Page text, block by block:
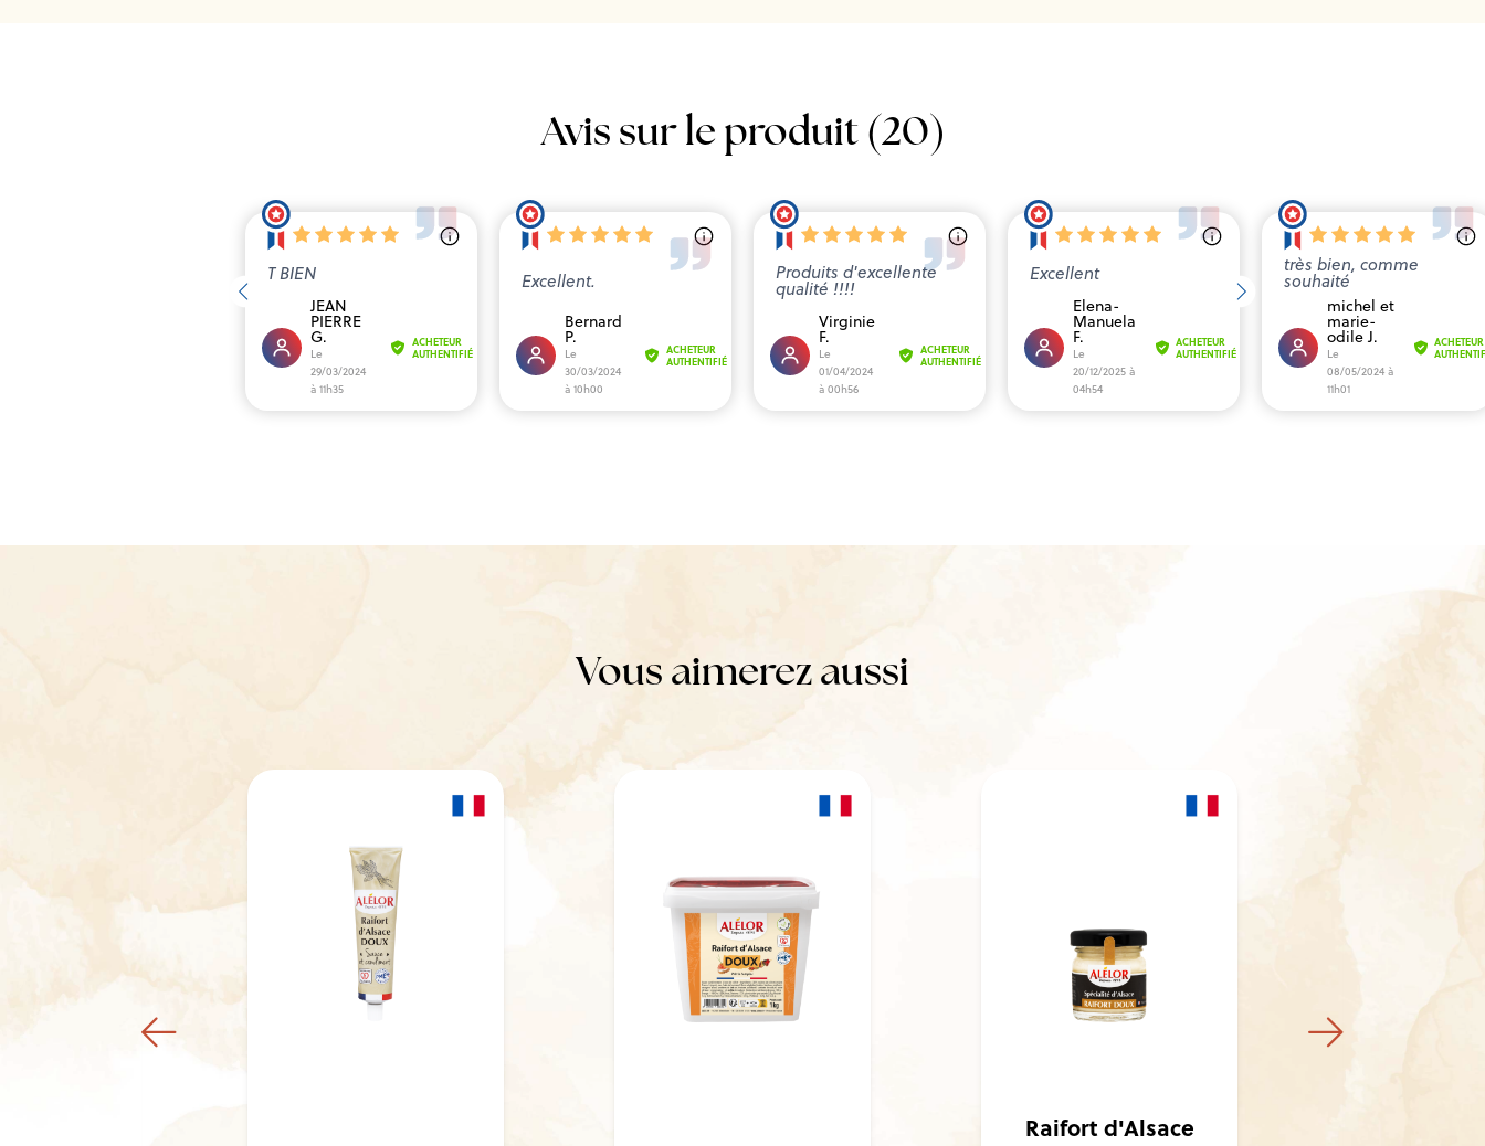
Avis sur le produit (20)
T BIEN
JEAN
PIERRE
G.
Le
29/03/2024
à 11h35
ACHETEUR
AUTHENTIFIÉ
Excellent.
Bernard
P.
Le
30/03/2024
à 10h00
ACHETEUR
AUTHENTIFIÉ
Produits d'excellente
qualité !!!!
Virginie
F.
Le
01/04/2024
à 00h56
ACHETEUR
AUTHENTIFIÉ
Excellent
Elena-
Manuela
F.
Le
20/12/2025 à
04h54
ACHETEUR
AUTHENTIFIÉ
très bien, comme
souhaité
michel et
marie-
odile J.
Le
08/05/2024 à
11h01
ACHETEUR
Vous aimerez aussi